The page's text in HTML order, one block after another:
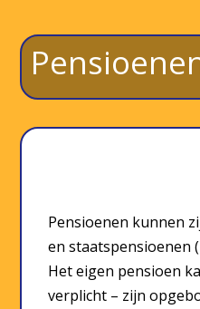
Pensioenen kunnen
en staatspensioenen
Het eigen pensioen
verplicht – zijn